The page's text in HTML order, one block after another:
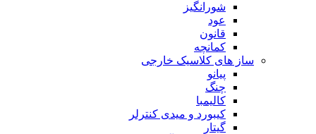
شورانگیز
عود
قانون
کمانچه
ساز های کلاسیک خارجی
پیانو
چنگ
کالیمبا
کیبورد و میدی کنترلر
گیتار